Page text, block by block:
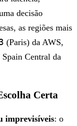
decisão
as regiões mais
(Paris) da AWS,
Central da
Certa
imprevisíveis: o